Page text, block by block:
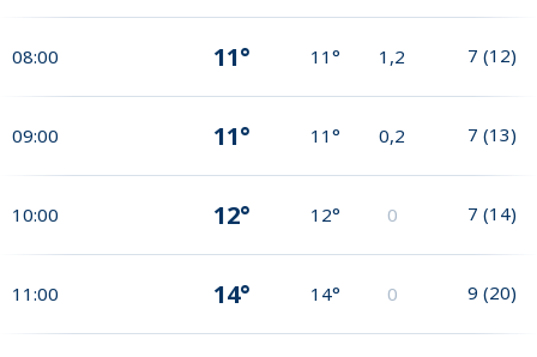
08:00 11° 11° 1,2 7 (12)
09:00 11° 11° 0,2 7 (13)
10:00 12° 12° 0 7 (14)
11:00 14° 14° 0 9 (20)